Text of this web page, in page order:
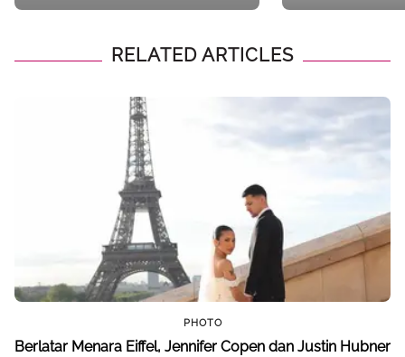
RELATED ARTICLES
PHOTO
Berlatar Menara Eiffel, Jennifer Copen dan Justin Hubner